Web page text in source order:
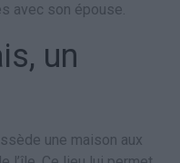
avec son épouse.
un
une maison aux